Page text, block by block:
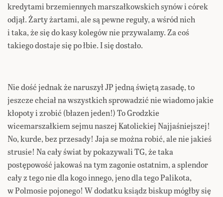
kredytami brzemiennych marszałkowskich synów i córek
odjął. Żarty żartami, ale są pewne reguły, a wśród nich
i taka, że się do kasy kolegów nie przywalamy. Za coś
takiego dostaje się po łbie. I się dostało.
Nie dość jednak że naruszył JP jedną świętą zasadę, to
jeszcze chciał na wszystkich sprowadzić nie wiadomo jakie
kłopoty i zrobić (błazen jeden!) To Grodzkie
wicemarszałkiem sejmu naszej Katolickiej Najjaśniejszej!
No, kurde, bez przesady! Jaja se można robić, ale nie jakieś
strusie! Na cały świat by pokazywali TG, że taka
postępowość jakowaś na tym zagonie ostatnim, a splendor
cały z tego nie dla kogo innego, jeno dla tego Palikota,
w Polmosie pojonego! W dodatku ksiądz biskup mógłby się